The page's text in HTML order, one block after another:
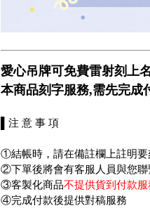
愛心吊牌可免費雷射刻上
本商品刻字服務,需先完成
▌注 意 事 項
①結帳時，請在備註欄上註明
②下單後將會有客服人員與您聯
③客製化商品不提供貨到付款服
④完成付款後提供對稿服務